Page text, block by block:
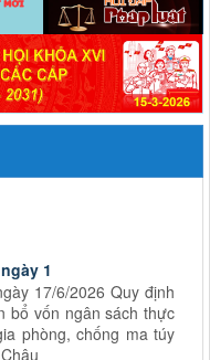
tục hành chính về đất
1
17/6/2026 Quy định
vốn ngân sách thực
phòng, chống ma túy